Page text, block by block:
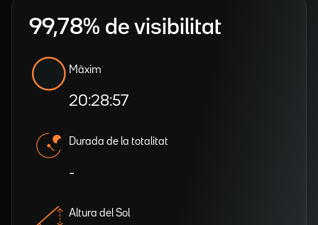
99,78% de visibilitat
Màxim
20:28:57
Durada de la totalitat
-
Altura del Sol